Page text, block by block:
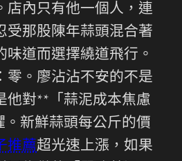
店內只有他一個人，連
受那股陳年蒜頭混合著
味道而選擇繞道飛行。
零。廖沾沾不安的不是
他對**「蒜泥成本焦慮
新鮮蒜頭每公斤的價
推薦超光速上漲，如果